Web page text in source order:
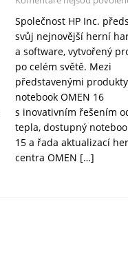
Společnost HP Inc.
svůj nejnovější herní
a software, vytvořený
po celém světě. Mezi
představenými
notebook OMEN 16
s inovativním řešením
tepla, dostupný
15 a řada aktualizací
centra OMEN […]